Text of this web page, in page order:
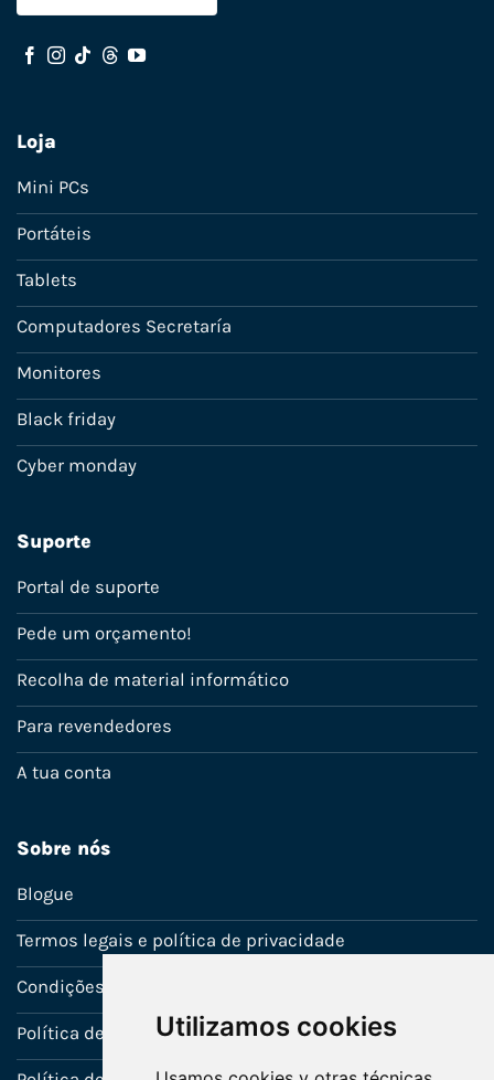
Utilizamos cookies
Loja
Mini PCs
Portáteis
Tablets
Computadores Secretaría
Monitores
Black friday
Cyber monday
Suporte
Portal de suporte
Pede um orçamento!
Recolha de material informático
Para revendedores
A tua conta
Sobre nós
Blogue
Termos legais e política de privacidade
Condições de venda
Política de Garantia